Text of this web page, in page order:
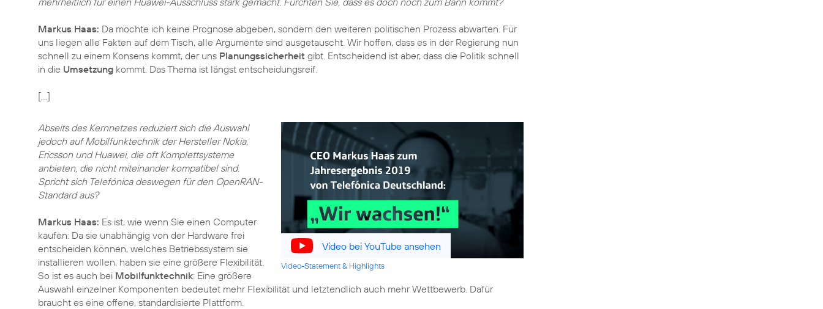
Markus Haas: Da möchte ich keine Prognose abgeben, sondern den weiteren politischen Prozess abwarten. Für
uns liegen alle Fakten auf dem Tisch, alle Argumente sind ausgetauscht. Wir hoffen, dass es in der Regierung nun
schnell zu einem Konsens kommt, der uns Planungssicherheit gibt. Entscheidend ist aber, dass die Politik schnell
in die Umsetzung kommt. Das Thema ist längst entscheidungsreif.
[…]
Video bei YouTube ansehen
Video-Statement & Highlights
Abseits des Kernnetzes reduziert sich die Auswahl
jedoch auf Mobilfunktechnik der Hersteller Nokia,
Ericsson und Huawei, die oft Komplettsysteme
anbieten, die nicht miteinander kompatibel sind.
Spricht sich Telefónica deswegen für den OpenRAN-
Standard aus?
Markus Haas: Es ist, wie wenn Sie einen Computer
kaufen: Da sie unabhängig von der Hardware frei
entscheiden können, welches Betriebssystem sie
installieren wollen, haben sie eine größere Flexibilität.
So ist es auch bei Mobilfunktechnik: Eine größere
Auswahl einzelner Komponenten bedeutet mehr Flexibilität und letztendlich auch mehr Wettbewerb. Dafür
braucht es eine offene, standardisierte Plattform.